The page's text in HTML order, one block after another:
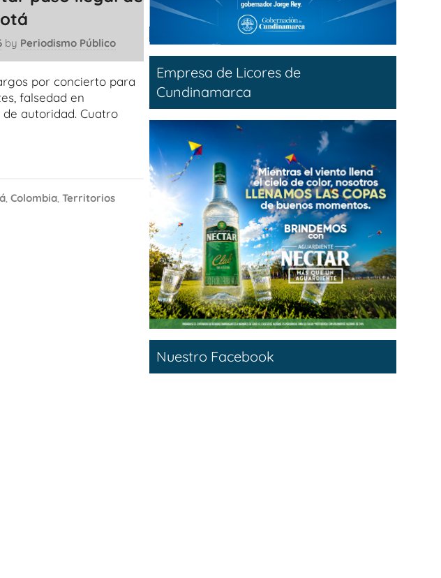
by Periodismo Público
por concierto para
falsedad en
autoridad. Cuatro
, Colombia, Territorios
Empresa de Licores de
Cundinamarca
Nuestro Facebook